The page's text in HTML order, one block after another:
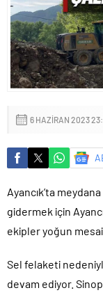
Başkan
bu yıl
6 HAZIRAN 2023
Ayancık’ta
gidermek için
ekipler yoğun mesai
Sel felaketi
devam ediyor.